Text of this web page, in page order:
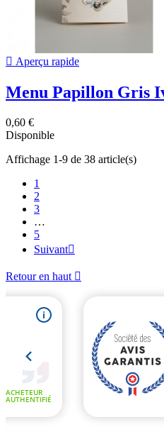
 Aperçu rapide
Menu Papillon Gris
0,60 €
Disponible
Affichage 1-9 de 38 article(s)
1
2
3
…
5
Suivant
Retour en haut 